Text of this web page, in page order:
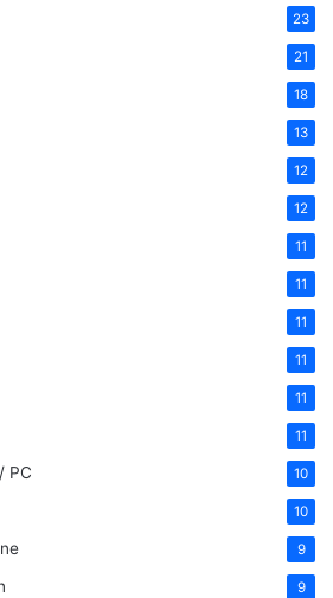
23
21
18
13
12
12
11
11
11
11
11
11
PC 10
10
9
9